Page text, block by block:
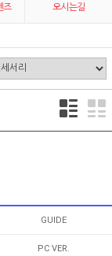
즈 오시는길
GUIDE
PC VER.